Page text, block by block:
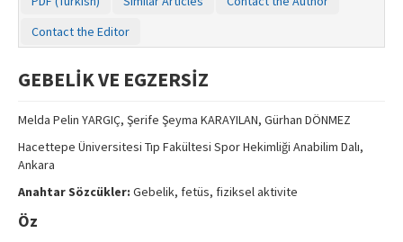
Editorial Board
Instructions to Authors
Copyright Transfer Form
Contact Us
Contact the Editor
GEBELİK VE EGZERSİZ
Melda Pelin YARGIÇ, Şerife Şeyma KARAYILAN, Gürhan DÖNMEZ
Hacettepe Üniversitesi Tıp Fakültesi Spor Hekimliği Anabilim Dalı,
Ankara
Anahtar Sözcükler: Gebelik, fetüs, fiziksel aktivite
Öz